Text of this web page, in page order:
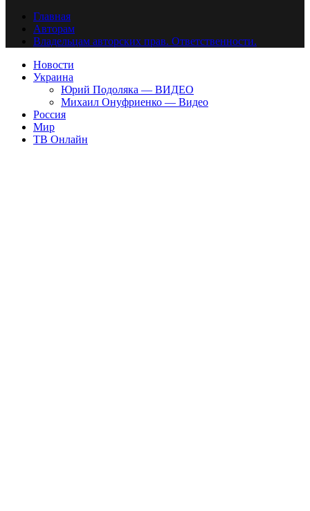
Главная
Авторам
Владельцам авторских прав. Ответственности.
Новости
Украина
Юрий Подоляка — ВИДЕО
Михаил Онуфриенко — Видео
Россия
Мир
ТВ Онлайн